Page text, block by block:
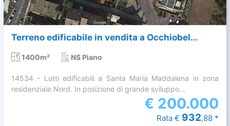
Terreno edificabile in vendita a Occhiobel...
1400m² NS Piano
14534 - Lotti edificabili a Santa Maria Maddalena in zona
residenziale Nord. In posizione di grande sviluppo...
€ 200.000
Rata € 932,88 *